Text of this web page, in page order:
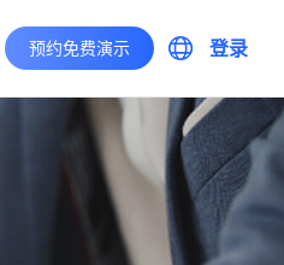
预约免费演示 登录